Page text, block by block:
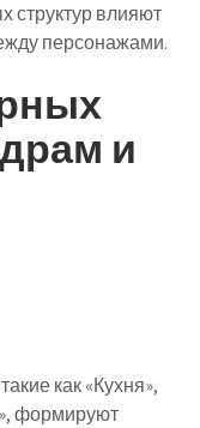
структур влияют
персонажами.
и
как «Кухня»,
формируют